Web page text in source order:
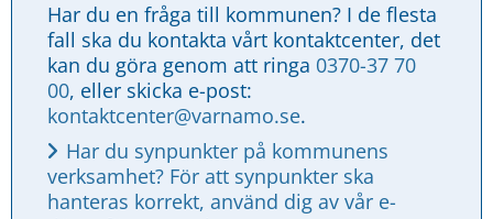
Har du en fråga till kommunen? I de flesta
fall ska du kontakta vårt kontaktcenter, det
kan du göra genom att ringa 0370-37 70
00
kontaktcenter@varnamo.se.
Har du synpunkter på kommunens
verksamhet? För att synpunkter ska
hanteras korrekt, använd dig av vår e-